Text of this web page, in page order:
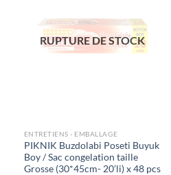
RUPTURE DE STOCK
ENTRETIENS - EMBALLAGE
PIKNIK Buzdolabi Poseti Buyuk
Boy / Sac congelation taille
Grosse (30*45cm- 20’li) x 48 pcs